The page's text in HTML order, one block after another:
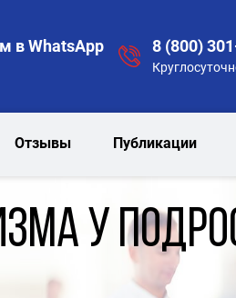
в WhatsApp 8 (800)
Отзывы Публикации
у